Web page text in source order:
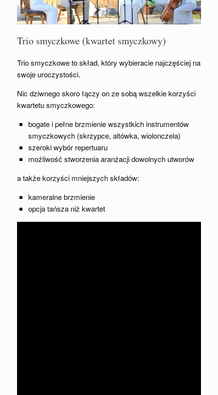
Trio smyczkowe (kwartet smyczkowy)
Trio smyczkowe to skład, który wybieracie najczęściej na
swoje uroczystości.
Nic dziwnego skoro łączy on ze sobą wszelkie korzyści
kwartetu smyczkowego:
bogate i pełne brzmienie wszystkich instrumentów
smyczkowych (skrzypce, altówka, wiolonczela)
szeroki wybór repertuaru
możliwość stworzenia aranżacji dowolnych utworów
a także korzyści mniejszych składów:
kameralne brzmienie
opcja tańsza niż kwartet